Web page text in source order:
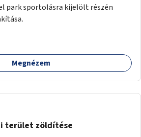
park sportolásra kijelölt részén
Megnézem
terület zöldítése